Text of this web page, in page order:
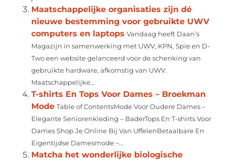
Maatschappelijke organisaties zijn dé
nieuwe bestemming voor gebruikte UWV
computers en laptops Vandaag heeft Daan’s
Magazijn in samenwerking met UWV, KPN, Spie en D-
Two een website gelanceerd voor de schenking van
gebruikte hardware, afkomstig van UWV.
Maatschappelijke...
T-shirts En Tops Voor Dames – Broekman
Mode Table of ContentsMode Voor Oudere Dames –
Elegante Seniorenkleding – BaderTops En T-shirts Voor
Dames Shop Je Online Bij Van UffelenBetaalbare En
Eigentijdse Damesmode –...
Matcha het wonderlijke biologische